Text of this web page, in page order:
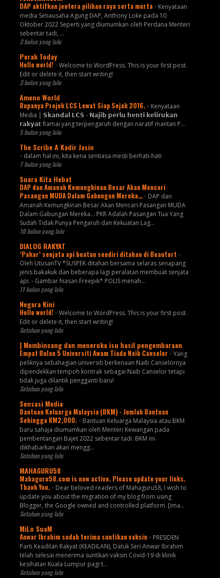
DAP aktifkan jentera pilihan raya serta merta - Kenyataan
media Setiausaha Agung DAP, Anthony Loke pada 10
Oktober 2022 Seperti yang diumumkan oleh Perdana Menteri
sebentar tadi, …
3 bulan yang lalu
Perak Today
Hello world! - Welcome to WordPress. This is your first post.
Edit or delete it, then start writing!
3 bulan yang lalu
Ameno World
Rupanya Projek LCS Lewat Siap Sejak 2016. - Kenyataan
Media | 𝗦𝗸𝗮𝗻𝗱𝗮𝗹 𝗟𝗖𝗦 - 𝗡𝗮𝗷𝗶𝗯 𝗽𝗲𝗿𝗹𝘂 𝗵𝗲𝗻𝘁𝗶 𝗸𝗲𝗹𝗶𝗿𝘂𝗸𝗮𝗻
𝗿𝗮𝗸𝘆𝗮𝘁 Ramai yang terpengaruh dengan naratif mantan P...
5 bulan yang lalu
The Scribe A Kadir Jasin
- dalam hal ini, kita kena sentiasa mesti berhati-hati
7 bulan yang lalu
Suara Kita Hebat
DAP dan Amanah Kemungkinan Besar Akan Mencari
Pasangan MUDA Dalam Gabungan Mereka… - DAP dan
Amanah Kemungkinan Besar Akan Mencari Pasangan MUDA
Dalam Gabungan Mereka… PKR Adalah Pasangan Tua Yang
Sudah Tidak Punya Pengaruh dan Kekuatan Lag...
10 bulan yang lalu
DIALOG RAKYAT
‘Pakar’ senjata api buatan sendiri ditahan di Beaufort -
Oleh UtusanTV *SUSPEK ditahan bersama selaras senapang
jenis bakakuk dan beberapa lagi peralatan membuat senjata
api. - Gambar hiasan Freepik* POLIS menah...
11 bulan yang lalu
Negara Kini
Hello world! - Welcome to WordPress. This is your first post.
Edit or delete it, then start writing!
Setahun yang lalu
| Membincang dan meneroka isu hasil pengembaraan
Empat Bulan 5 Universiti Awam Tiada Naib Canselor - Yang
peliknya sebahagian universiti berkenaan Naib Canselornya
dipendekkan tempoh kontrak sebagai Naib Canselor tetapi
tidak juga dilantik pengganti baru!
Setahun yang lalu
Sensasi Media
Bantuan Keluarga Malaysia (BKM) - Jumlah Bantuan
Sehingga RM2,000. - Bantuan Keluarga Malaysia atau BKM
baru sahaja diumumkan oleh Menteri Kewangan pada
pembentangan Bajet 2022 sebentar tadi. BKM ini
dikhabarkan akan mengg...
Setahun yang lalu
MAHAGURU58
Mahaguru58.com is now active. Please update your links.
Thank You. - Dear beloved readers of Mahaguru58, I wish to
update you about the migration of my blog from using
Blogger, the Google owned and controlled platform. [ima...
Setahun yang lalu
MiLo SuaM
Anwar Ibrahim sudah terima suntikan vaksin - PRESIDEN
Parti Keadilan Rakyat (KEADILAN), Datuk Seri Anwar Ibrahim
telah selesai menerima suntikan vaksin Covid-19 di klinik
kesihatan Kuala Lumpur pagi t...
Setahun yang lalu